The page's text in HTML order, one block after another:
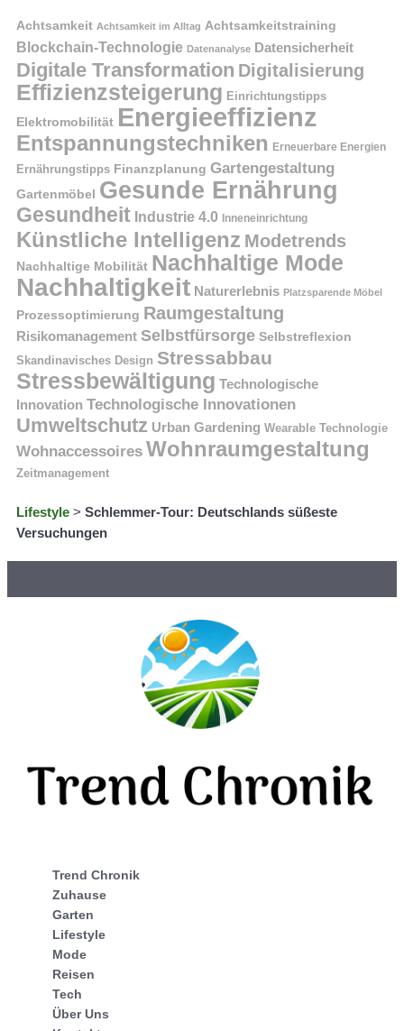
Achtsamkeit Achtsamkeit im Alltag Achtsamkeitstraining
Blockchain-Technologie Datenanalyse Datensicherheit
Digitale Transformation Digitalisierung
Effizienzsteigerung Einrichtungstipps
Elektromobilität Energieeffizienz
Entspannungstechniken Erneuerbare Energien
Ernährungstipps Finanzplanung Gartengestaltung
Gartenmöbel Gesunde Ernährung
Gesundheit Industrie 4.0 Inneneinrichtung
Künstliche Intelligenz Modetrends
Nachhaltige Mobilität Nachhaltige Mode
Nachhaltigkeit Naturerlebnis Platzsparende Möbel
Prozessoptimierung Raumgestaltung
Risikomanagement Selbstfürsorge Selbstreflexion
Skandinavisches Design Stressabbau
Stressbewältigung Technologische
Innovation Technologische Innovationen
Umweltschutz Urban Gardening Wearable Technologie
Wohnaccessoires Wohnraumgestaltung
Zeitmanagement
Lifestyle > Schlemmer-Tour: Deutschlands süßeste
Versuchungen
Trend Chronik
Zuhause
Garten
Lifestyle
Mode
Reisen
Tech
Über Uns